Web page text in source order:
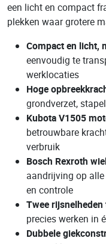
een licht en compact
plekken waar grotere
Compact en licht,
eenvoudig te
werklocaties
Hoge
grondverzet,
Kubota V1505
betrouwbare
verbruik
Bosch Rexroth
aandrijving op
en controle
Twee
precies werken in
Dubbele